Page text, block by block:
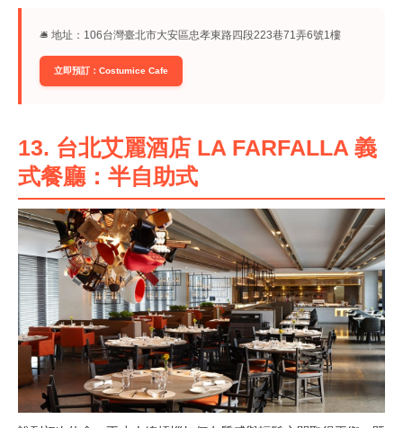
🛎︎ 地址：106台灣臺北市大安區忠孝東路四段223巷71弄6號1樓
立即預訂：Costumice Cafe
13. 台北艾麗酒店 LA FARFALLA 義
式餐廳：半自助式